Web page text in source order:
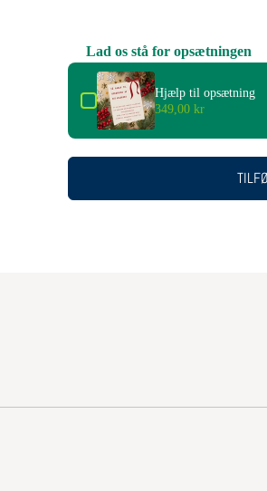
Lad os stå for opsætningen
Use the Previous and Next
Hjælp til opsætning
349,00 kr